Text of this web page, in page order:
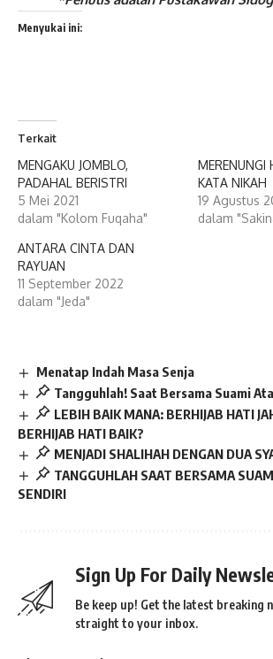
Menyukai ini:
Terkait
MENGAKU JOMBLO,
PADAHAL BERISTRI
5 Mei 2021
dalam "Kolom Fuqaha"
MERENUNGI
KATA NIKAH
19 Agustus
dalam
ANTARA CINTA DAN
RAYUAN
11 September 2022
dalam "Jeda"
Menatap Indah Masa Senja
Tangguhlah! Saat Bersama Suami
LEBIH BAIK MANA: BERHIJAB HATI
BERHIJAB HATI BAIK?
MENJADI SHALIHAH DENGAN DUA
TANGGUHLAH SAAT BERSAMA
SENDIRI
Sign Up For Daily
Be keep up! Get the latest breaking
straight to your inbox.